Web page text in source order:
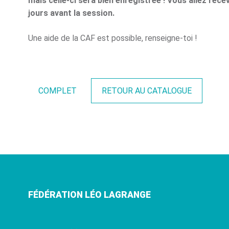
jours avant la session.
Une aide de la CAF est possible, renseigne-toi !
COMPLET RETOUR AU CATALOGUE
FÉDÉRATION LÉO LAGRANGE